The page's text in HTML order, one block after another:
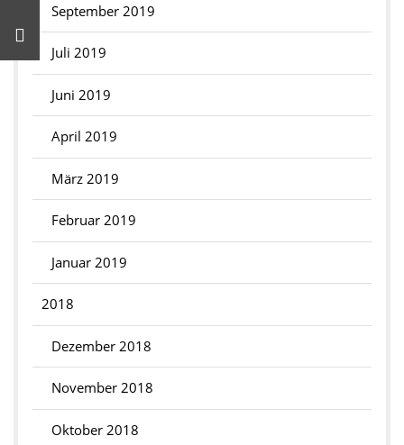
September 2019
Juli 2019
Juni 2019
April 2019
März 2019
Februar 2019
Januar 2019
2018
Dezember 2018
November 2018
Oktober 2018